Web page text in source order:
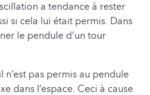
a tendance à rester
si cela lui était permis. Dans
le pendule d’un tour
n’est pas permis au pendule
dans l’espace. Ceci à cause